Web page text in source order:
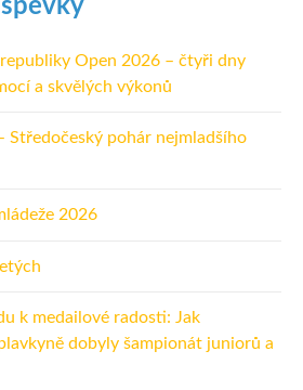
Open 2026 – čtyři dny
a skvělých výkonů
Středočeský pohár nejmladšího
2026
k medailové radosti: Jak
dobyly šampionát juniorů a